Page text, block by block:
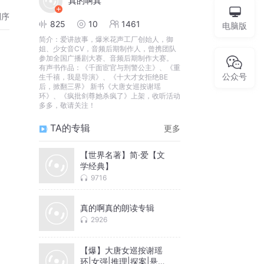
825 10 1461
简介： 爱讲故事，爆米花声工厂创始人，御
姐、少女音CV，音频后期制作人，曾携团队
参加全国广播剧大赛、音频后期制作大赛。
有声书作品：《千面宦官与刑警公主》、《重
生千禧，我是导演》、《十大才女拒绝BE
后，掀翻三界》 新书《大唐女巡按谢瑶
环》、《疯批剑尊她杀疯了》上架，收听活动
多多，敬请关注！
TA的专辑 更多
【世界名著】简·爱【文
学经典】
9716
真的啊真的朗读专辑
2926
【爆】大唐女巡按谢瑶
环|女强|推理|探案|悬
电脑版
公众号